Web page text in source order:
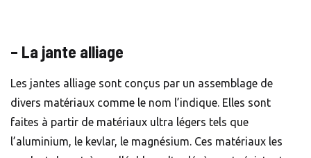
– La jante alliage
Les jantes alliage sont conçus par un assemblage de
divers matériaux comme le nom l’indique. Elles sont
faites à partir de matériaux ultra légers tels que
l’aluminium, le kevlar, le magnésium. Ces matériaux les